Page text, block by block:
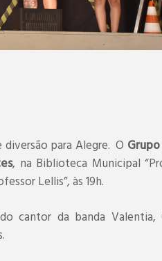
para Alegre. O
, na Biblioteca Municipal
Lellis”, às 19h.
cantor da banda Valentia,